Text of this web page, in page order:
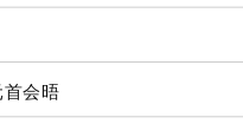
首会晤